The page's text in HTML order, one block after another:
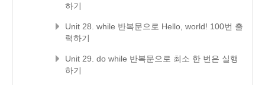
하기
Unit 28. while 반복문으로 Hello, world! 100번 출
력하기
Unit 29. do while 반복문으로 최소 한 번은 실행
하기